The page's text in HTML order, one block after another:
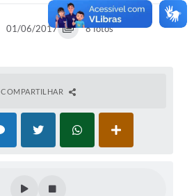
01/06/2017 8 fotos
COMPARTILHAR